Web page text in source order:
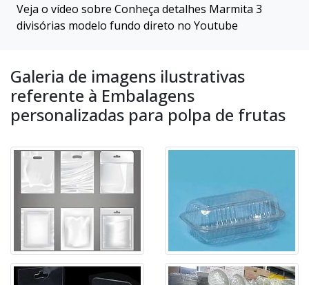
Veja o vídeo sobre Conheça detalhes Marmita 3
divisórias modelo fundo direto no Youtube
Galeria de imagens ilustrativas
referente à Embalagens
personalizadas para polpa de frutas